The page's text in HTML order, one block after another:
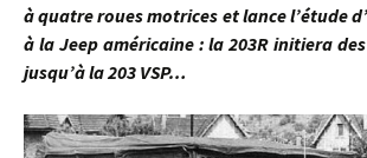
à quatre roues motrices et lance l’étude
à la Jeep américaine : la 203R initiera
jusqu’à la 203 VSP…